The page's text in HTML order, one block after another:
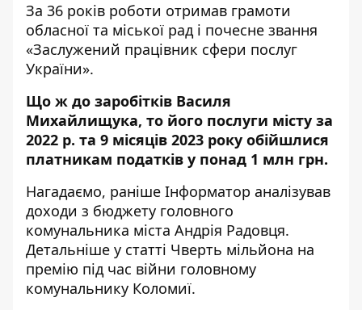
За 36 років роботи отримав грамоти
обласної та міської рад і почесне звання
«Заслужений працівник сфери послуг
України».
Що ж до заробітків Василя
Михайлищука, то його послуги місту за
2022 р. та 9 місяців 2023 року обійшлися
платникам податків у понад 1 млн грн.
Нагадаємо, раніше Інформатор аналізував
доходи з бюджету головного
комунальника міста Андрія Радовця.
Детальніше у статті Чверть мільйона на
премію під час війни головному
комунальнику Коломиї.